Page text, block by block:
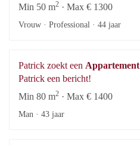
Min 50 m2 · Max € 1300
Vrouw · Professional · 44 jaar
Patrick zoekt een Appartement
Patrick een bericht!
Min 80 m2 · Max € 1400
Man · 43 jaar